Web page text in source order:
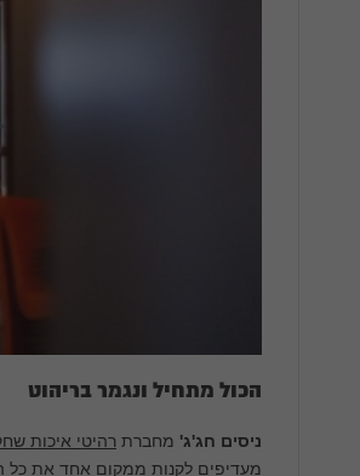
הכול מתחיל ונגמר בריהוט
ניסים חג'ג' מחברת רהיטי איכות
מעדיפים לקנות ממקום אחד את כל